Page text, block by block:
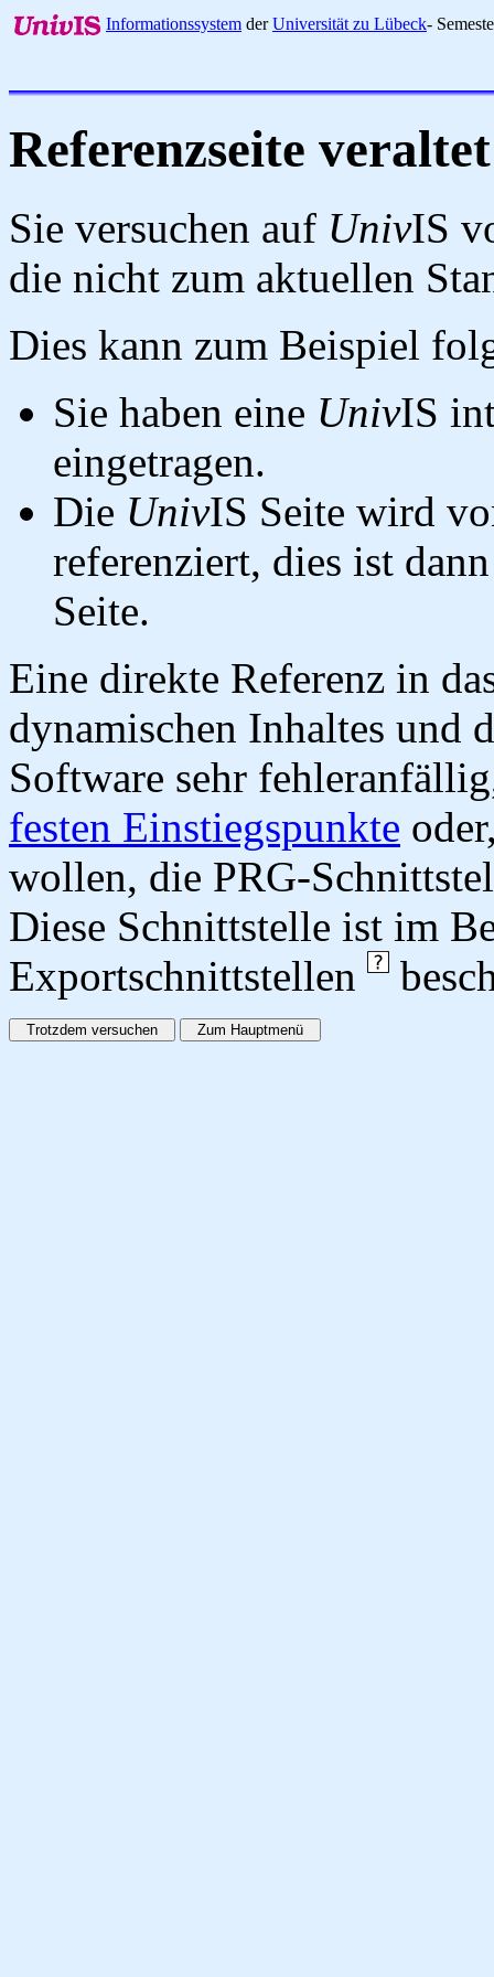
Informationssystem derUniversität zu Lübeck-
Referenzseite veraltet
Sie versuchen auf UnivIS
die nicht zum aktuellen
Dies kann zum Beispiel
Sie haben eine UnivIS
eingetragen.
Die UnivIS Seite wird
referenziert, dies ist
Seite.
Eine direkte Referenz in
dynamischen Inhaltes und
Software sehr
festen Einstiegspunkte
wollen, die PRG-
Diese Schnittstelle ist im
Exportschnittstellen